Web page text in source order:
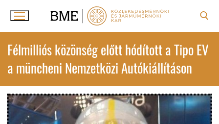
Félmilliós közönség előtt hódított a Tipo EV
a müncheni Nemzetközi Autókiállításon